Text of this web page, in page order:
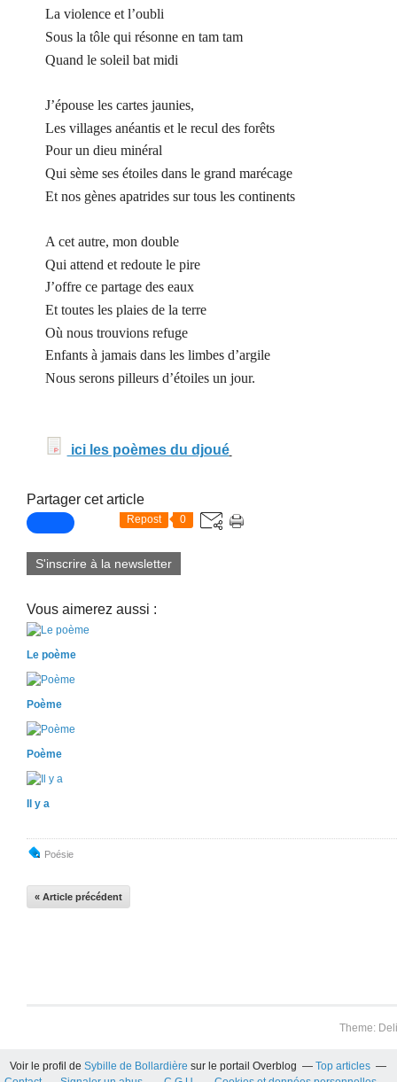
La violence et l’oubli
Sous la tôle qui résonne en tam tam
Quand le soleil bat midi
J’épouse les cartes jaunies,
Les villages anéantis et le recul des forêts
Pour un dieu minéral
Qui sème ses étoiles dans le grand marécage
Et nos gènes apatrides sur tous les continents
A cet autre, mon double
Qui attend et redoute le pire
J’offre ce partage des eaux
Et toutes les plaies de la terre
Où nous trouvions refuge
Enfants à jamais dans les limbes d’argile
Nous serons pilleurs d’étoiles un jour.
ici les poèmes du djoué
Partager cet article
Repost 0
S'inscrire à la newsletter
Vous aimerez aussi :
Le poème
Poème
Poème
Il y a
Poésie
« Article précédent
Theme:
Voir le profil deSybille de Bollardière sur le portail Overblog
Top articles